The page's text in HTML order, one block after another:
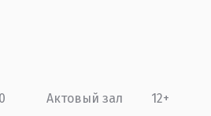
Актовый зал 12+